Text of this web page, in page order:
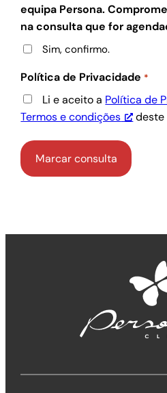
equipa Persona.
na consulta que for
Sim, confirmo.
Política de Privacidade *
Li e aceito a Política de
Termos e condições
deste